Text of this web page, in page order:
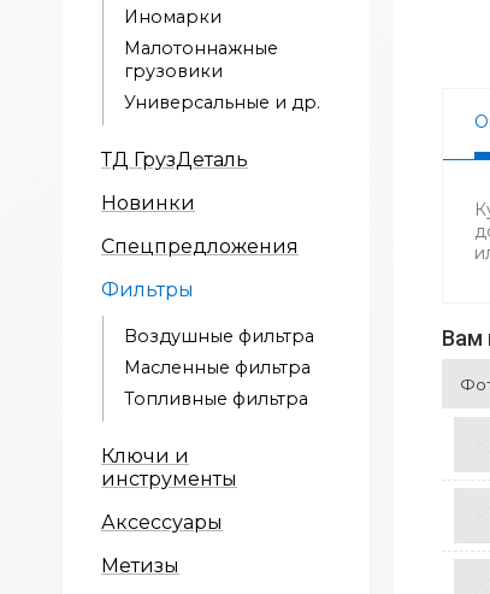
Иномарки
Малотоннажные
грузовики
Универсальные и др.
ТД ГрузДеталь
Новинки
Спецпредложения
Фильтры
Воздушные фильтра
Масленные фильтра
Топливные фильтра
Ключи и
инструменты
Аксессуары
Метизы
Вам